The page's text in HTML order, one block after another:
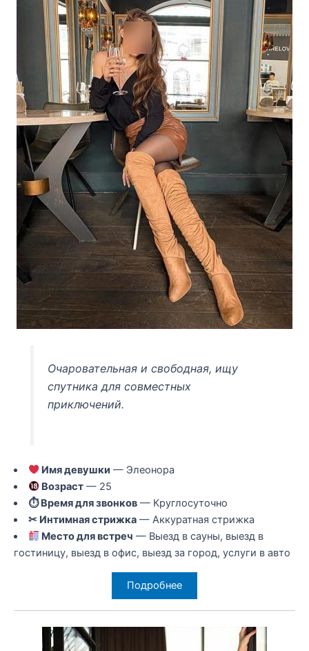
Очаровательная и свободная, ищу
спутника для совместных
приключений.
Имя девушки — Элеонора
Возраст — 25
⏱ Время для звонков— Круглосуточно
✂ Интимная стрижка— Аккуратная стрижка
Место для встреч — Выезд в сауны, выезд в
гостиницу, выезд в офис, выезд за город, услуги в авто
Подробнее